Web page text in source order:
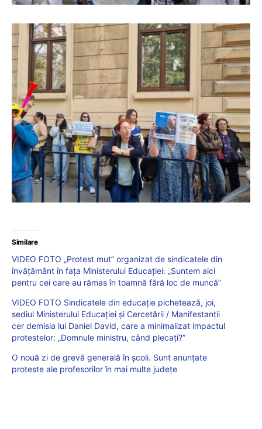
Similare
VIDEO FOTO „Protest mut” organizat de sindicatele din
învățământ în fața Ministerului Educației: „Suntem aici
pentru cei care au rămas în toamnă fără loc de muncă”
VIDEO FOTO Sindicatele din educație pichetează, joi,
sediul Ministerului Educației și Cercetării / Manifestanții
cer demisia lui Daniel David, care a minimalizat impactul
protestelor: „Domnule ministru, când plecați?”
O nouă zi de grevă generală în școli. Sunt anunțate
proteste ale profesorilor în mai multe județe